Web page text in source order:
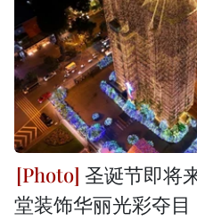
圣诞节即将
堂装饰华丽光彩夺目